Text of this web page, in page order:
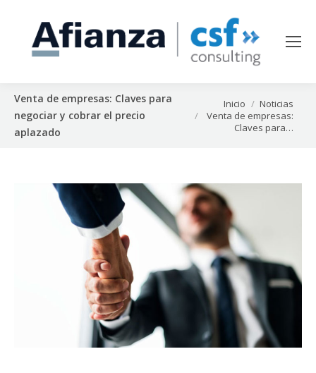
Venta de empresas: Claves para
negociar y cobrar el precio
aplazado
Estás aquí:Inicio
Noticias
Venta de empresas:
Claves para…